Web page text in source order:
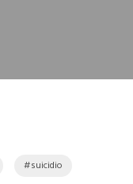
suicidio